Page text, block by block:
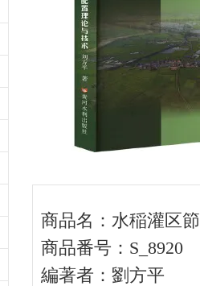
商品名：水稲灌
商品番号：S_8920
編著者：劉方平